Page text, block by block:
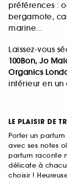
préférences :
bergamote,
marine...
Laissez-vous
100Bon, Jo
Organics
intérieur en
LE PLAISIR DE
Porter un
avec ses notes
parfum raconte
délicate à
choisir !